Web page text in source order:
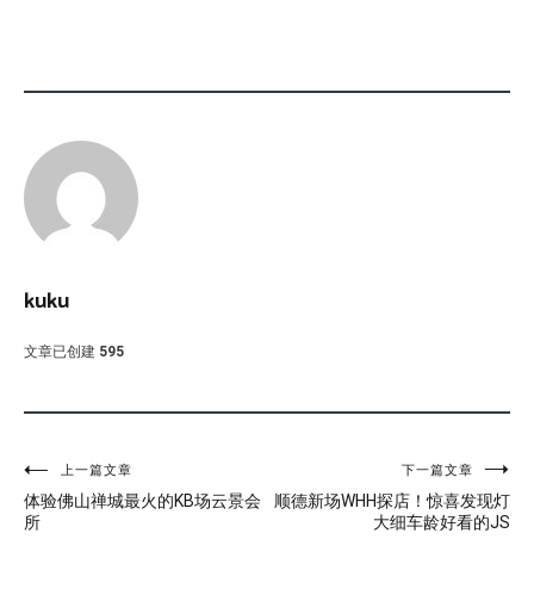
kuku
文章已创建 595
文
章
上一篇文章
体验佛山禅城最火的KB场云景会
所
下一篇文章
顺德新场WHH探店！惊喜发现灯
大细车龄好看的JS